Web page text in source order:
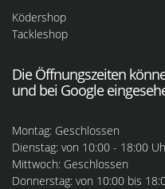
Ködershop
Tackleshop
Die Öffnungszeiten
und bei Google
Montag: Geschlossen
Dienstag: von 10:00 - 18:00
Mittwoch: Geschlossen
Donnerstag: von 10:00 bis